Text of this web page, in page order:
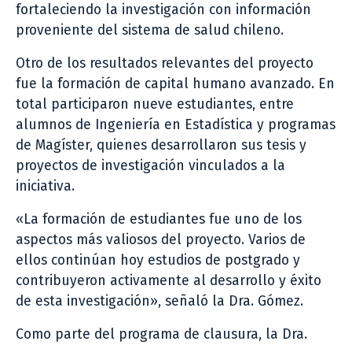
fortaleciendo la investigación con información
proveniente del sistema de salud chileno.
Otro de los resultados relevantes del proyecto
fue la formación de capital humano avanzado. En
total participaron nueve estudiantes, entre
alumnos de Ingeniería en Estadística y programas
de Magíster, quienes desarrollaron sus tesis y
proyectos de investigación vinculados a la
iniciativa.
«La formación de estudiantes fue uno de los
aspectos más valiosos del proyecto. Varios de
ellos continúan hoy estudios de postgrado y
contribuyeron activamente al desarrollo y éxito
de esta investigación», señaló la Dra. Gómez.
Como parte del programa de clausura, la Dra.